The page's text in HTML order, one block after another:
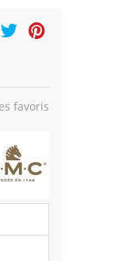
favoris